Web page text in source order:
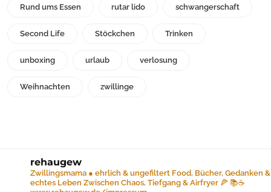
Rund ums Essen rutar lido schwangerschaft
Second Life Stöckchen Trinken
unboxing urlaub verlosung
Weihnachten zwillinge
rehaugew
Zwillingsmama ● ehrlich & ungefiltert Food, Bücher, Gedanken &
echtes Leben Zwischen Chaos, Tiefgang & Airfryer 🍕 📚☕️